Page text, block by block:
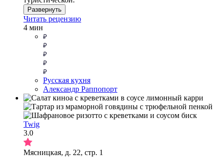
Развернуть
Читать рецензию
4 мин
Русская кухня
Александр Раппопорт
Twig
3.0
Мясницкая, д. 22, стр. 1